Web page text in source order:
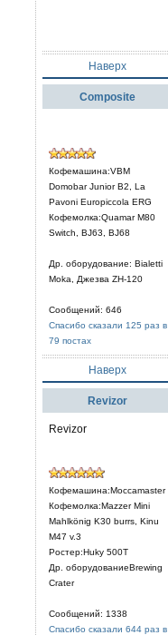
Наверх
Composite
Кофемашина:VBM
Domobar Junior B2, La
Pavoni Europiccola ERG
Кофемолка:Quamar M80
Switch, BJ63, BJ68
Др. оборудование: Bialetti
Moka, Джезва ZH-120
Сообщений: 646
Спасибо сказали 125 раз в
79 постах
Наверх
Revizor
Revizor
Кофемашина:Moccamaster
Кофемолка:Mazzer Mini
Mahlkönig K30 burrs, Kinu
M47 v.3
Ростер:Huky 500T
Др. оборудованиеBrewing
Crater
Сообщений: 1338
Спасибо сказали 644 раз в